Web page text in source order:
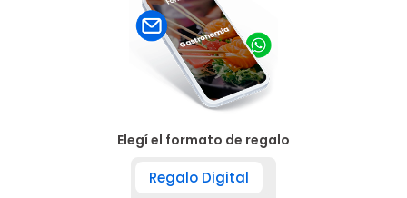
Elegí el formato de regalo
Regalo Digital